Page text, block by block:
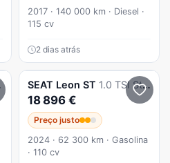
2017 · 140 000 km · Diesel ·
115 cv
2 dias atrás
SEAT Leon ST 1.0 TSI Style
18 896 €
Preço justo
2024 · 62 300 km · Gasolina
· 110 cv